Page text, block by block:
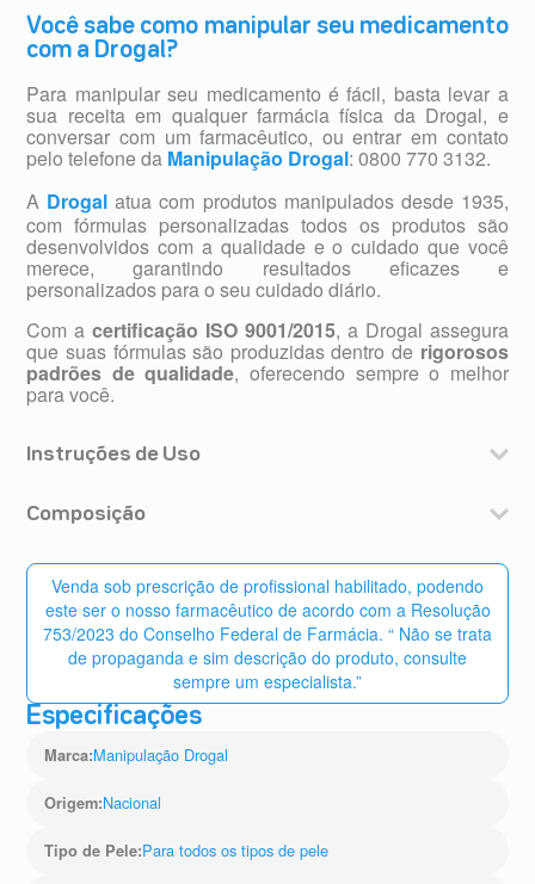
Você sabe como manipular seu medicamento
com a Drogal?
Para manipular seu medicamento é fácil, basta levar a
sua receita em qualquer farmácia física da Drogal, e
conversar com um farmacêutico, ou entrar em contato
pelo telefone da Manipulação Drogal: 0800 770 3132.
A Drogal atua com produtos manipulados desde 1935,
com fórmulas personalizadas todos os produtos são
desenvolvidos com a qualidade e o cuidado que você
merece, garantindo resultados eficazes e
personalizados para o seu cuidado diário.
Com acertificação ISO 9001/2015, a Drogal assegura
que suas fórmulas são produzidas dentro de rigorosos
padrões de qualidade, oferecendo sempre o melhor
para você.
Instruções de Uso
dia.
Composição
Andiroba e Corante.
Venda sob prescrição de profissional habilitado, podendo
este ser o nosso farmacêutico de acordo com a Resolução
753/2023 do Conselho Federal de Farmácia. “ Não se trata
de propaganda e sim descrição do produto, consulte
sempre um especialista.”
Especificações
Marca:Manipulação Drogal
Origem:Nacional
Tipo de Pele:Para todos os tipos de pele